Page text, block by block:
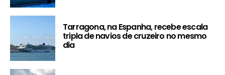
Tarragona, na Espanha, recebe escala
tripla de navios de cruzeiro no mesmo
dia